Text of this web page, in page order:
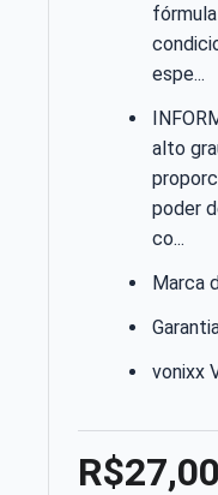
espe...
alto
poder
co...
Marca
vonixx
R$27,00